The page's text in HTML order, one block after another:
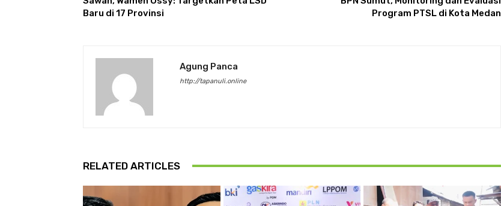
Baru di 17 Provinsi
Program PTSL di Kota Medan
Agung Panca
http://tapanuli.online
RELATED ARTICLES